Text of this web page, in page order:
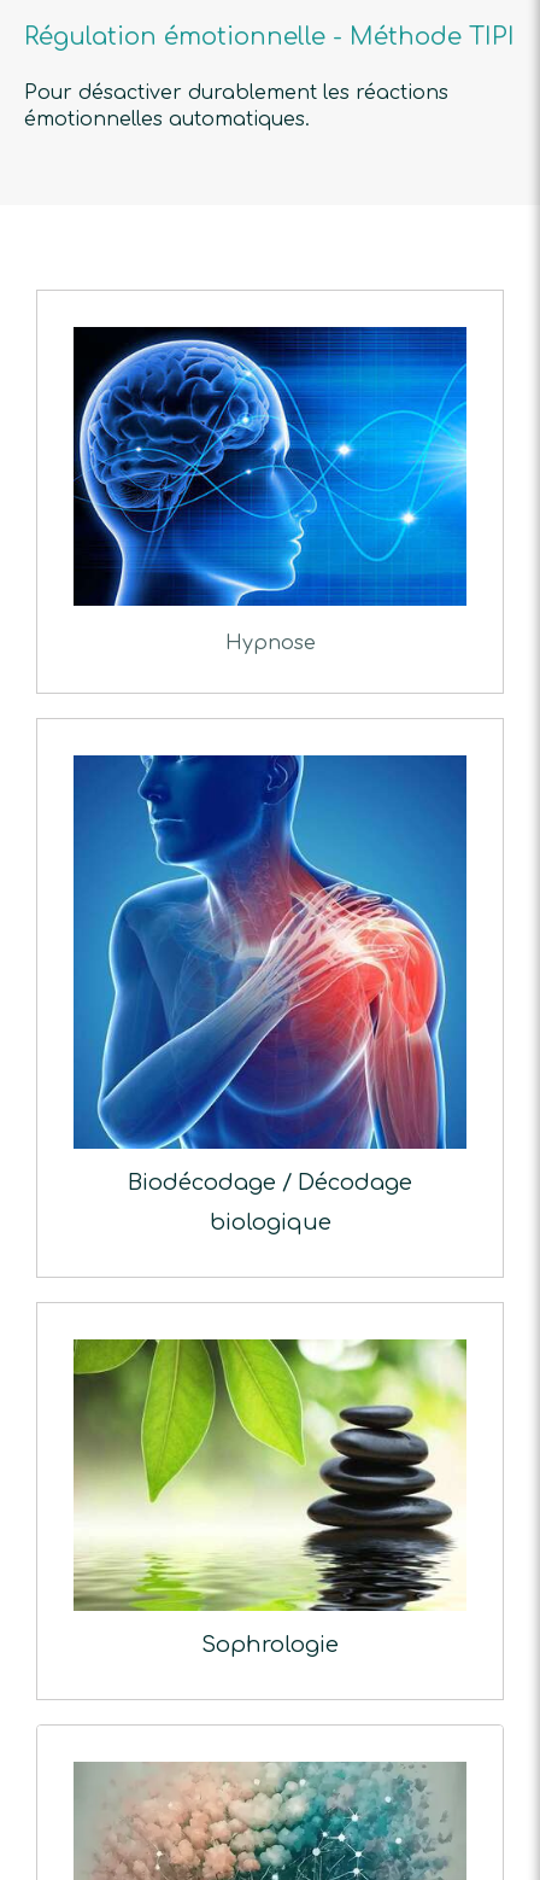
Régulation émotionnelle - Méthode TIPI
Pour désactiver durablement les réactions
émotionnelles automatiques.
Hypnose
Biodécodage / Décodage
biologique
Sophrologie